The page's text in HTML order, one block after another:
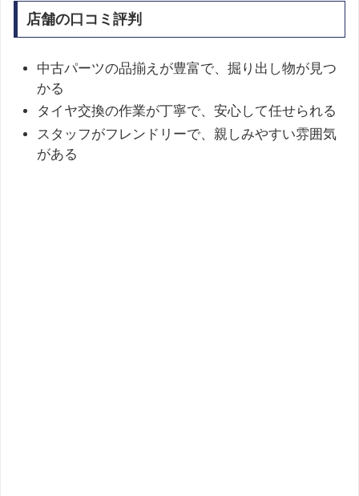
店舗の口コミ評判
中古パーツの品揃えが豊富で、掘り出し物が見つ
かる
タイヤ交換の作業が丁寧で、安心して任せられる
スタッフがフレンドリーで、親しみやすい雰囲気
がある